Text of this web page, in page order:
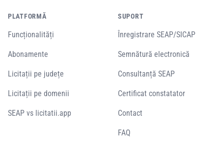
PLATFORMĂ
Funcționalități
Abonamente
Licitații pe județe
Licitații pe domenii
SEAP vs licitatii.app
SUPORT
Înregistrare SEAP/SICAP
Semnătură electronică
Consultanță SEAP
Certificat constatator
Contact
FAQ